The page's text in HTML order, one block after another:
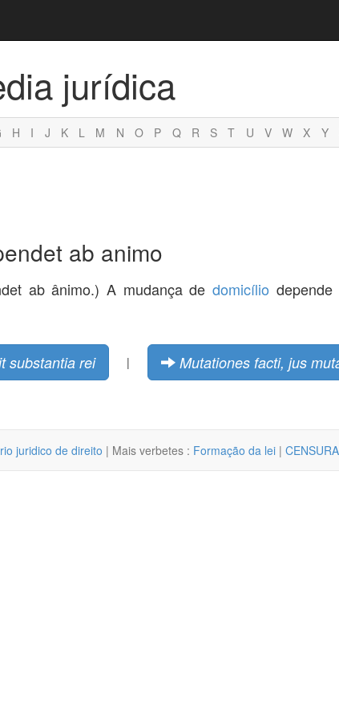
jurídica
H I J K L M N O P Q R S T U V W X Y
ab animo
ab ânimo.) A mudança dedomicílio depende
substantia rei | Mutationes facti, jus
juridico de direito | Mais verbetes : Formação da lei | CENSURA